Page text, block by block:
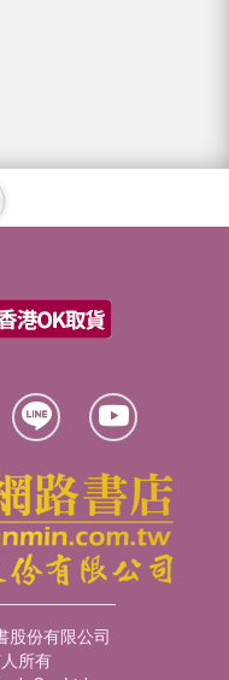
股份有限公司
所有